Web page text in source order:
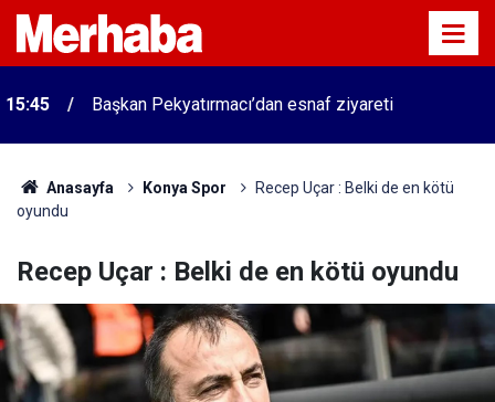
15:45 Başkan Pekyatırmacı’dan esnaf ziyareti
Anasayfa Konya Spor
Recep Uçar : Belki de en kötü
oyundu
Recep Uçar : Belki de en kötü oyundu